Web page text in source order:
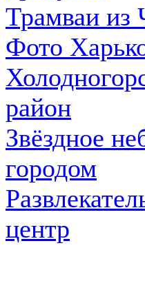
Трамваи из
Фото
район
Звёздное
городом
центр